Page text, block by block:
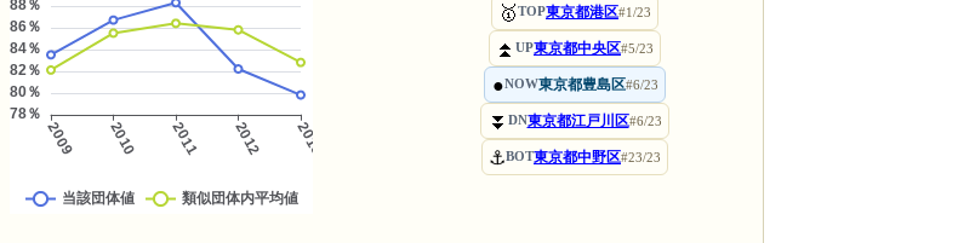
🥇TOP東京都港区#1/23
⏫ UP東京都中央区#5/23
●NOW東京都豊島区#6/23
⏬ DN東京都江戸川区#6/23
⚓BOT東京都中野区#23/23